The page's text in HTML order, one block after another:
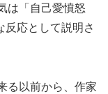
は「自己愛憤怒
反応として説明さ
る以前から、作家